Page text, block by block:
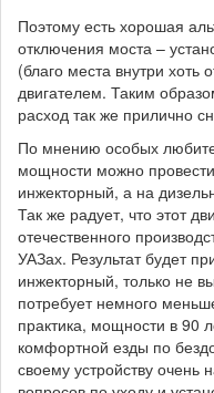
Поэтому есть хорошая
отключения моста –
(благо места внутри
двигателем. Таким
расход так же прилично
По мнению особых
мощности можно
инжекторный, а на
Так же радует, что этот
отечественного
УАЗах. Результат будет
инжекторный, только не
потребует немного
практика, мощности в 90
комфортной езды по
своему устройству